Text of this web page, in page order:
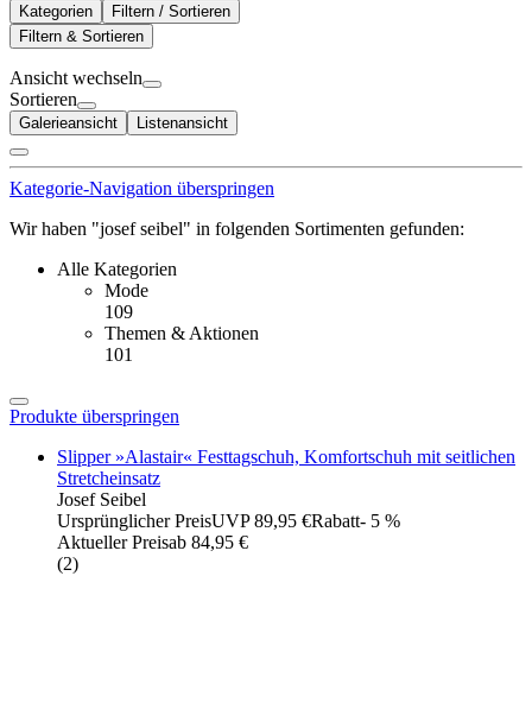
Kategorien
Filtern / Sortieren
Filtern & Sortieren
Ansicht wechseln
Sortieren
Galerieansicht Listenansicht
Kategorie-Navigation überspringen
Wir haben "josef seibel" in folgenden Sortimenten gefunden:
Alle Kategorien
Mode
109
Themen & Aktionen
101
Produkte überspringen
Slipper »Alastair« Festtagschuh, Komfortschuh mit seitlichen
Stretcheinsatz
Josef Seibel
Ursprünglicher PreisUVP 89,95 €Rabatt- 5 %
Aktueller Preisab 84,95 €
(2)